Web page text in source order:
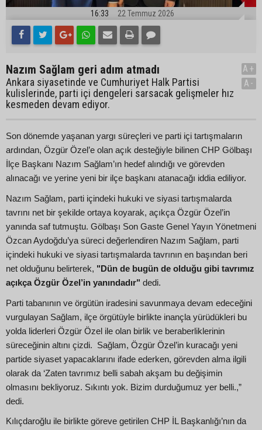
16:33 22 Temmuz 2026
Nazım Sağlam geri adım atmadı
Ankara siyasetinde ve Cumhuriyet Halk Partisi
kulislerinde, parti içi dengeleri sarsacak gelişmeler hız
kesmeden devam ediyor.
A+
A-
Son dönemde yaşanan yargı süreçleri ve parti içi tartışmaların
ardından, Özgür Özel’e olan açık desteğiyle bilinen CHP Gölbaşı
İlçe Başkanı Nazım Sağlam’ın hedef alındığı ve görevden
alınacağı ve yerine yeni bir ilçe başkanı atanacağı iddia ediliyor.
Nazım Sağlam, parti içindeki hukuki ve siyasi tartışmalarda
tavrını net bir şekilde ortaya koyarak, açıkça Özgür Özel’in
yanında saf tutmuştu. Gölbaşı Son Gaste Genel Yayın Yönetmeni
Özcan Aydoğdu’ya süreci değerlendiren Nazım Sağlam, parti
içindeki hukuki ve siyasi tartışmalarda tavrının en başından beri
net olduğunu belirterek, "Dün de bugün de olduğu gibi tavrımız
açıkça Özgür Özel’in yanındadır" dedi.
Parti tabanının ve örgütün iradesini savunmaya devam edeceğini
vurgulayan Sağlam, ilçe örgütüyle birlikte inançla yürüdükleri bu
yolda liderleri Özgür Özel ile olan birlik ve beraberliklerinin
süreceğinin altını çizdi. Sağlam, Özgür Özel’in kuracağı yeni
partide siyaset yapacaklarını ifade ederken, görevden alma ilgili
olarak da ‘Zaten tavrımız belli sabah akşam bu değişimin
olmasını bekliyoruz. Sıkıntı yok. Bizim durduğumuz yer belli.,”
dedi.
Kılıçdaroğlu ile birlikte göreve getirilen CHP İL Başkanlığı’nın da